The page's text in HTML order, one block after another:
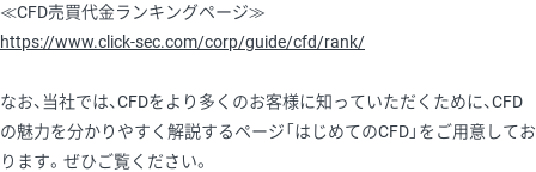
≪CFD売買代金ランキングページ≫
https://www.click-sec.com/corp/guide/cfd/rank/
なお、当社では、CFDをより多くのお客様に知っていただくために、CFD
の魅力を分かりやすく解説するページ「はじめてのCFD」をご用意してお
ります。ぜひご覧ください。